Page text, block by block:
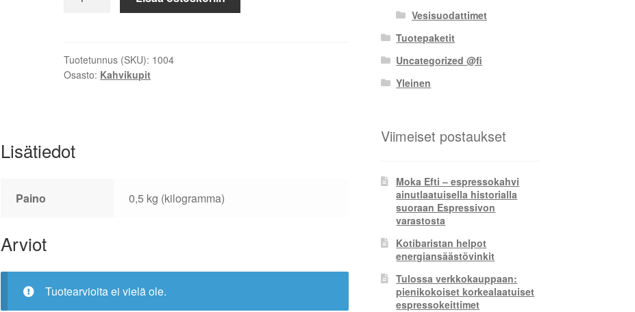
kuppi
määrä
Tuotetunnus (SKU): 1004
Osasto: Kahvikupit
Lisätiedot
Paino 0,5 kg (kilogramma)
Arviot
Tuotearvioita ei vielä ole.
Vesisuodattimet
Tuotepaketit
Uncategorized @fi
Yleinen
Viimeiset postaukset
Moka Efti – espressokahvi
ainutlaatuisella historialla
suoraan Espressivon
varastosta
Kotibaristan helpot
energiansäästövinkit
Tulossa verkkokauppaan:
pienikokoiset korkealaatuiset
espressokeittimet